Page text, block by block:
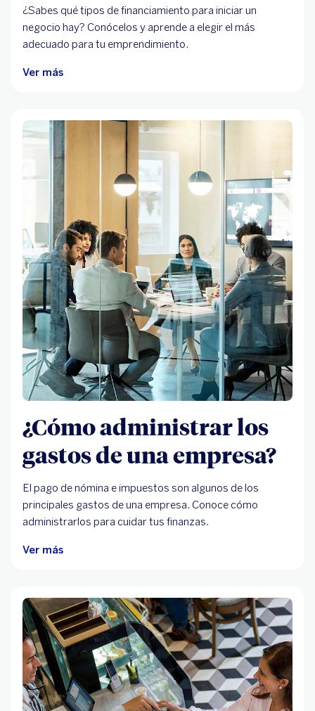
¿Sabes qué tipos de financiamiento para iniciar un
negocio hay? Conócelos y aprende a elegir el más
adecuado para tu emprendimiento.
Ver más
¿Cómo administrar los
gastos de una empresa?
El pago de nómina e impuestos son algunos de los
principales gastos de una empresa. Conoce cómo
administrarlos para cuidar tus finanzas.
Ver más